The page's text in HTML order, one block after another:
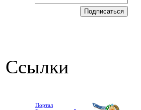
Ссылки
Портал